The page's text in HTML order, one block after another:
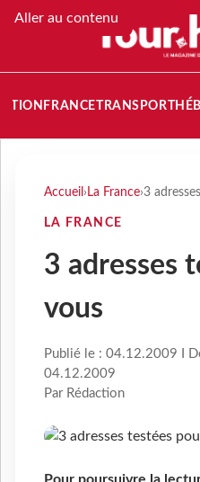
Aller au contenu
FRANCETRANSPORT
Accueil › La France›3
LA FRANCE
3 adresses
vous
Publié le : 04.12.2009 I
04.12.2009
Par Rédaction